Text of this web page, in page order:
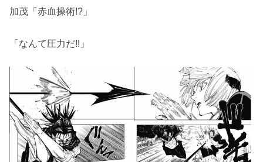
加茂「赤血操術!?」
「なんて圧力だ!!」